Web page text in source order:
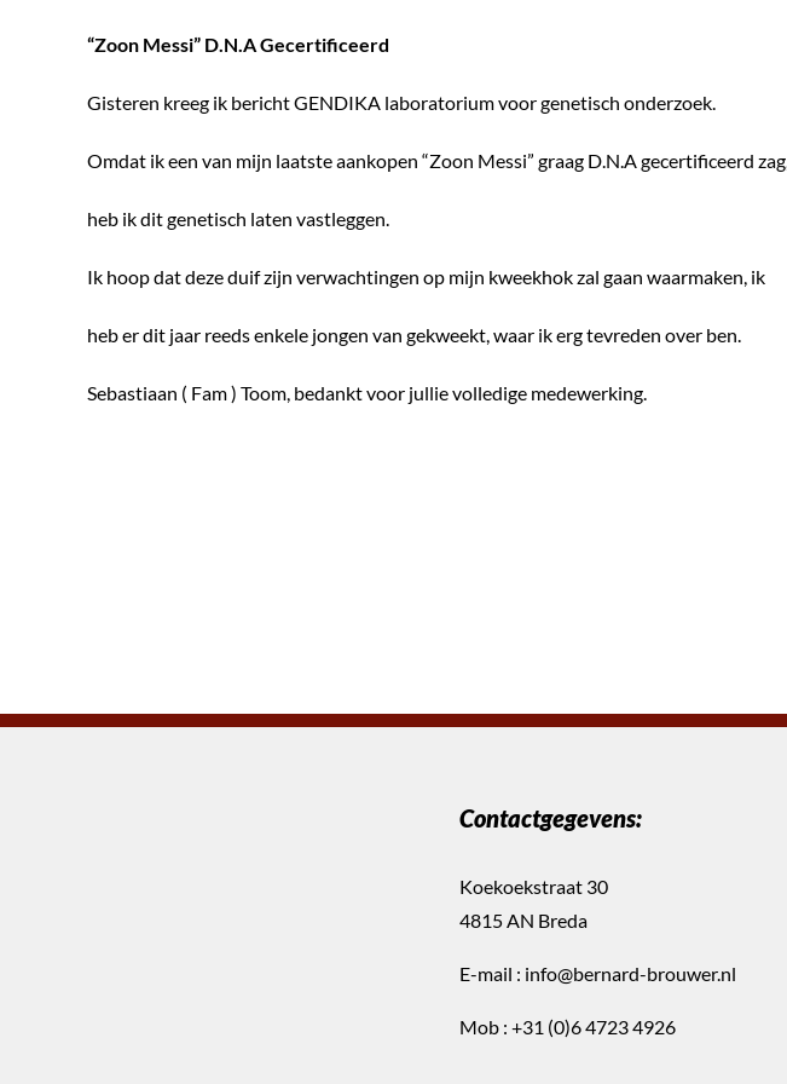
“Zoon Messi” D.N.A Gecertificeerd
Gisteren kreeg ik bericht GENDIKA laboratorium voor genetisch onderzoek.
Omdat ik een van mijn laatste aankopen “Zoon Messi” graag D.N.A gecertificeerd zag,
heb ik dit genetisch laten vastleggen.
Ik hoop dat deze duif zijn verwachtingen op mijn kweekhok zal gaan waarmaken, ik
heb er dit jaar reeds enkele jongen van gekweekt, waar ik erg tevreden over ben.
Sebastiaan ( Fam ) Toom, bedankt voor jullie volledige medewerking.
Contactgegevens:
Koekoekstraat 30
4815 AN Breda
E-mail : info@bernard-brouwer.nl
Mob : +31 (0)6 4723 4926